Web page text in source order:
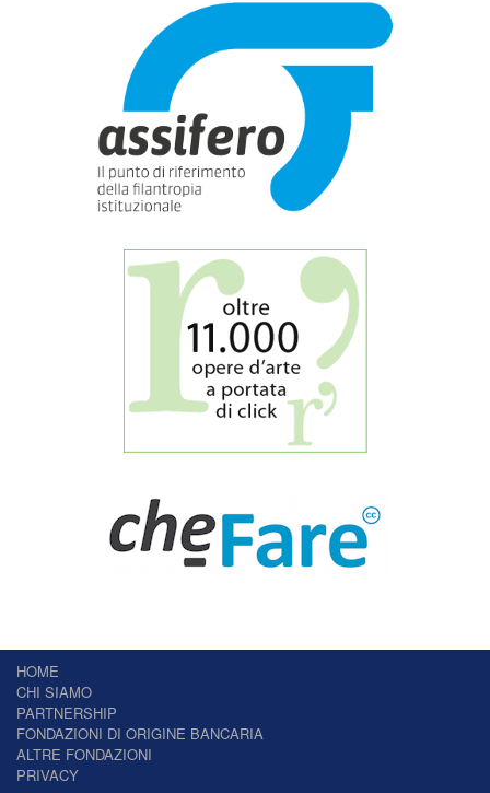
HOME
CHI SIAMO
PARTNERSHIP
FONDAZIONI DI ORIGINE BANCARIA
ALTRE FONDAZIONI
PRIVACY